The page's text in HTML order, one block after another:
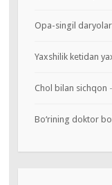
Opa-singil daryolar
Yaxshilik ketidan
Chol bilan sichqon
Bo‘rining doktor